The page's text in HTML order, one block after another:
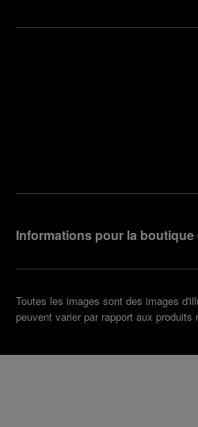
Informations pour la boutique
Toutes les images sont des images
peuvent varier par rapport aux produits